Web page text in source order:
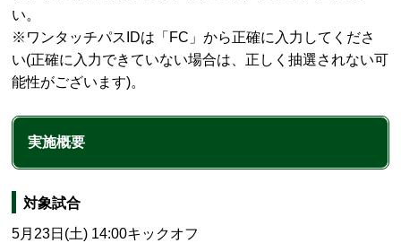
い。
※ワンタッチパスIDは「FC」から正確に入力してくださ
い(正確に入力できていない場合は、正しく抽選されない可
能性がございます)。
実施概要
対象試合
5月23日(土) 14:00キックオフ